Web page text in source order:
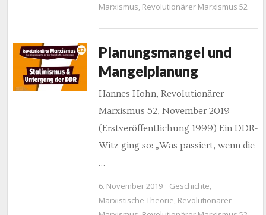
Marxismus, Revolutionärer Marxismus 52
Planungsmangel und
Mangelplanung
Hannes Hohn, Revolutionärer
Marxismus 52, November 2019
(Erstveröffentlichung 1999) Ein DDR-
Witz ging so: „Was passiert, wenn die
…
6. November 2019 Geschichte,
Marxistische Theorie, Revolutionärer